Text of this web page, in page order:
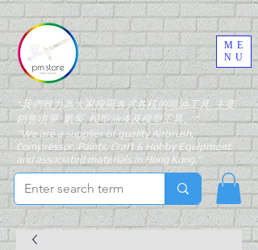
"我們致力為大家搜羅各式各樣的噴油工具, 主要
銷售噴筆, 氣泵, 模型油漆及模型工具。"
"We are a supplier of quality Airbrush,
Compressor, Paints, Craft & Hobby Equipment
and associated materials in Hong Kong."
ME
NU